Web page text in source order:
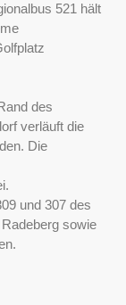
521 hält
des
verläuft die
Die
und 307 des
sowie